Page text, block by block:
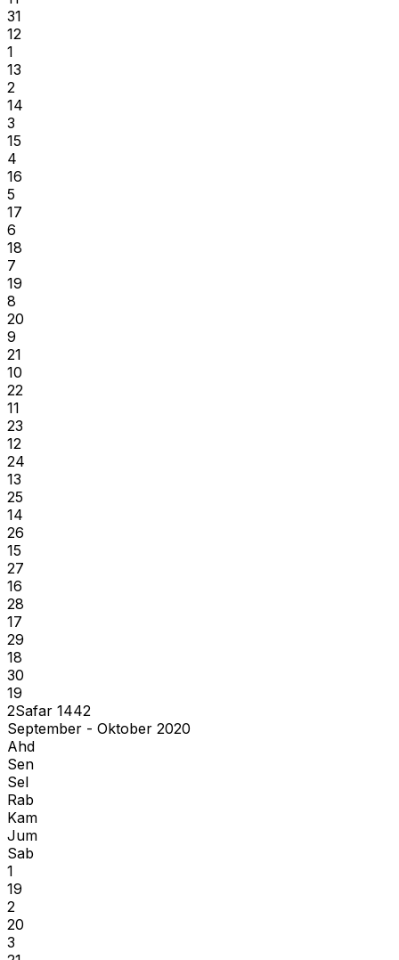
31
12
1
13
2
14
3
15
4
16
5
17
6
18
7
19
8
20
9
21
10
22
11
23
12
24
13
25
14
26
15
27
16
28
17
29
18
30
19
2Safar 1442
September - Oktober 2020
Ahd
Sen
Sel
Rab
Kam
Jum
Sab
1
19
2
20
3